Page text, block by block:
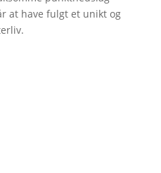
at have fulgt et unikt og